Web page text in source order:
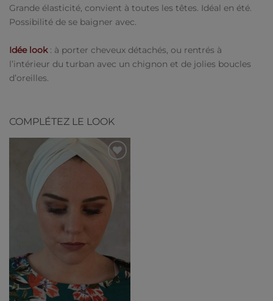
Grande élasticité, convient à toutes les têtes. Idéal en été.
Possibilité de se baigner avec.
Idée look : à porter cheveux détachés, ou rentrés à
l’intérieur du turban avec un chignon et de jolies boucles
d’oreilles.
COMPLÉTEZ LE LOOK
liste de
souhaits